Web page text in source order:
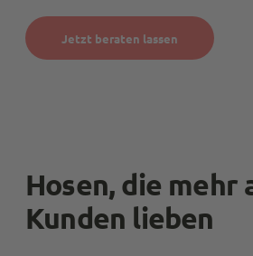
Jetzt beraten lassen
Hosen, die mehr
Kunden lieben
Teilen
Kundenservice ist top. Sehr
freundlich wird hier auf
Teilen
Twitter
Facebook